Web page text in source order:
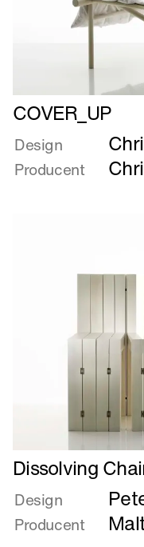
Læs
mere
om
COVER_UP
COVER_UP
Design
Producent
Læs
mere
om
Dissolving
Chair
Dissolving
Design
Producent